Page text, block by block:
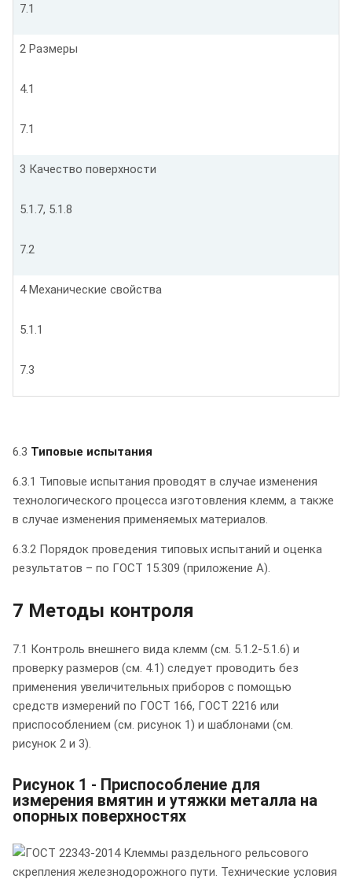
7.1
2 Размеры
4.1
7.1
3 Качество поверхности
5.1.7, 5.1.8
7.2
4 Механические свойства
5.1.1
7.3
6.3 Типовые испытания
6.3.1 Типовые испытания проводят в случае изменения
технологического процесса изготовления клемм, а также
в случае изменения применяемых материалов.
6.3.2 Порядок проведения типовых испытаний и оценка
результатов – по ГОСТ 15.309 (приложение А).
7 Методы контроля
7.1 Контроль внешнего вида клемм (см. 5.1.2-5.1.6) и
проверку размеров (см. 4.1) следует проводить без
применения увеличительных приборов с помощью
средств измерений по ГОСТ 166, ГОСТ 2216 или
приспособлением (см. рисунок 1) и шаблонами (см.
рисунок 2 и 3).
Рисунок 1 - Приспособление для
измерения вмятин и утяжки металла на
опорных поверхностях